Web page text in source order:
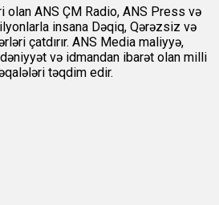
olan ANS ÇM Radio, ANS Press və
insana Dəqiq, Qərəzsiz və
çatdırır. ANS Media maliyyə,
və idmandan ibarət olan milli
təqdim edir.